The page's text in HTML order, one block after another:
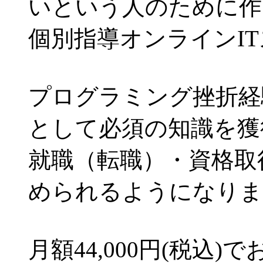
いという人のために
個別指導オンライン
プログラミング挫折
として必須の知識を
就職（転職）・資格
められるようになり
月額44,000円(税込)